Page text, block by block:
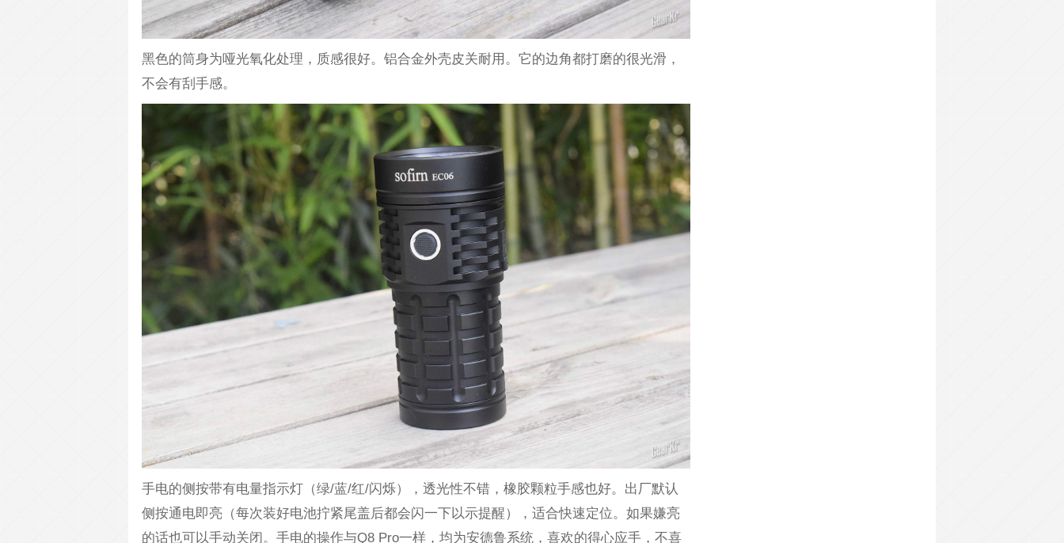
黑色的筒身为哑光氧化处理，质感很好。铝合金外壳皮关耐用。它的边角都打磨的很光滑，
不会有刮手感。
手电的侧按带有电量指示灯（绿/蓝/红/闪烁），透光性不错，橡胶颗粒手感也好。出厂默认
侧按通电即亮（每次装好电池拧紧尾盖后都会闪一下以示提醒），适合快速定位。如果嫌亮
的话也可以手动关闭。手电的操作与Q8 Pro一样，均为安德鲁系统，喜欢的得心应手，不喜